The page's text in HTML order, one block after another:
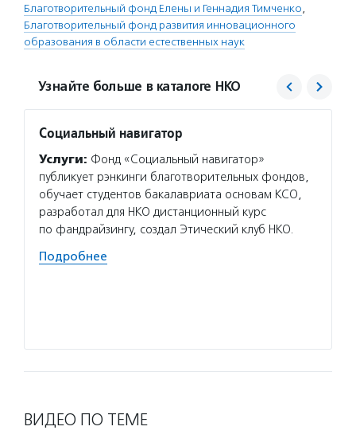
Благотворительный фонд Елены и Геннадия Тимченко,
Благотворительный фонд развития инновационного
образования в области естественных наук
Узнайте больше в каталоге НКО
Социальный навигатор
Услуги: Фонд «Социальный навигатор»
публикует рэнкинги благотворительных фондов,
обучает студентов бакалавриата основам КСО,
разработал для НКО дистанционный курс
по фандрайзингу, создал Этический клуб НКО.
Подробнее
ВИДЕО ПО ТЕМЕ